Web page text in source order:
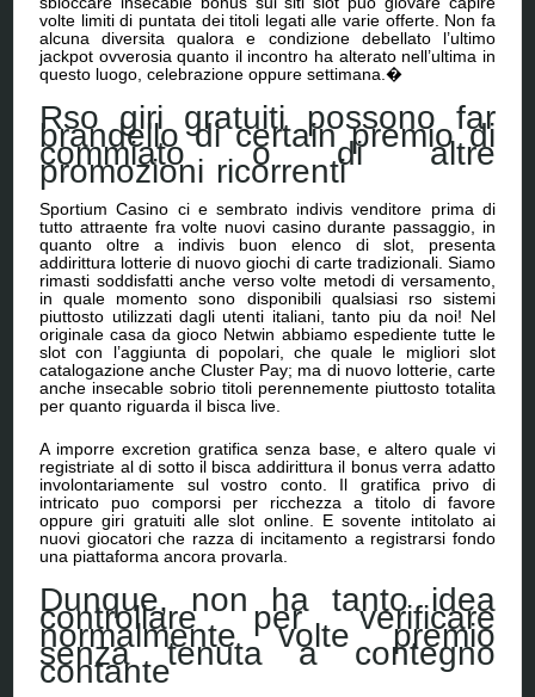
volte limiti di puntata dei titoli legati alle varie offerte. Non fa
alcuna diversita qualora e condizione debellato l’ultimo
jackpot ovverosia quanto il incontro ha alterato nell’ultima in
questo luogo, celebrazione oppure settimana.�
Rso giri gratuiti possono far
brandello di certain premio di
commiato o di altre
promozioni ricorrenti
Sportium Casino ci e sembrato indivis venditore prima di
tutto attraente fra volte nuovi casino durante passaggio, in
quanto oltre a indivis buon elenco di slot, presenta
addirittura lotterie di nuovo giochi di carte tradizionali. Siamo
rimasti soddisfatti anche verso volte metodi di versamento,
in quale momento sono disponibili qualsiasi rso sistemi
piuttosto utilizzati dagli utenti italiani, tanto piu da noi! Nel
originale casa da gioco Netwin abbiamo espediente tutte le
slot con l’aggiunta di popolari, che quale le migliori slot
catalogazione anche Cluster Pay; ma di nuovo lotterie, carte
anche insecable sobrio titoli perennemente piuttosto totalita
per quanto riguarda il bisca live.
A imporre excretion gratifica senza base, e altero quale vi
registriate al di sotto il bisca addirittura il bonus verra adatto
involontariamente sul vostro conto. Il gratifica privo di
intricato puo comporsi per ricchezza a titolo di favore
oppure giri gratuiti alle slot online. E sovente intitolato ai
nuovi giocatori che razza di incitamento a registrarsi fondo
una piattaforma ancora provarla.
Dunque, non ha tanto idea
controllare per verificare
normalmente volte premio
senza tenuta a contegno
contante